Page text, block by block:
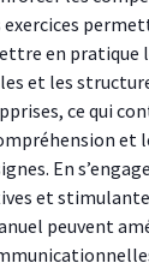
exercices
en pratique
et les
ce qui
et
En
et
peuvent